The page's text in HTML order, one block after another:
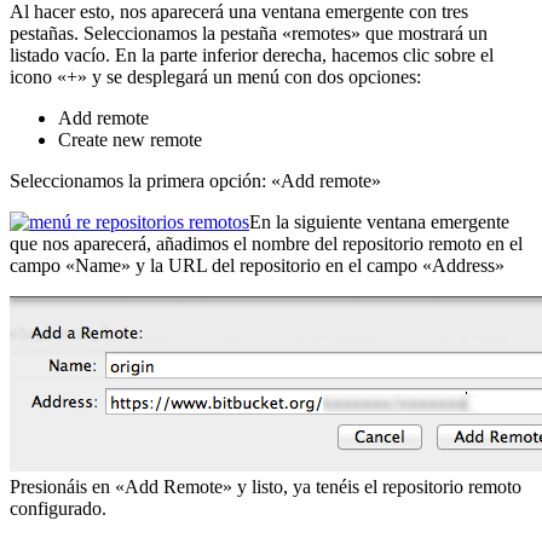
Al hacer esto, nos aparecerá una ventana emergente con tres
pestañas. Seleccionamos la pestaña «remotes» que mostrará un
listado vacío. En la parte inferior derecha, hacemos clic sobre el
icono «+» y se desplegará un menú con dos opciones:
Add remote
Create new remote
Seleccionamos la primera opción: «Add remote»
En la siguiente ventana emergente
que nos aparecerá, añadimos el nombre del repositorio remoto en el
campo «Name» y la URL del repositorio en el campo «Address»
Presionáis en «Add Remote» y listo, ya tenéis el repositorio remoto
configurado.